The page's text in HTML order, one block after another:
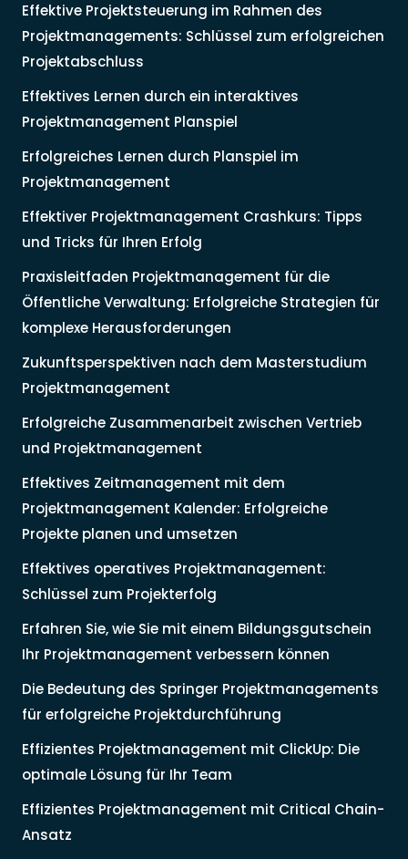
Effektive Projektsteuerung im Rahmen des
Projektmanagements: Schlüssel zum erfolgreichen
Projektabschluss
Effektives Lernen durch ein interaktives
Projektmanagement Planspiel
Erfolgreiches Lernen durch Planspiel im
Projektmanagement
Effektiver Projektmanagement Crashkurs: Tipps
und Tricks für Ihren Erfolg
Praxisleitfaden Projektmanagement für die
Öffentliche Verwaltung: Erfolgreiche Strategien für
komplexe Herausforderungen
Zukunftsperspektiven nach dem Masterstudium
Projektmanagement
Erfolgreiche Zusammenarbeit zwischen Vertrieb
und Projektmanagement
Effektives Zeitmanagement mit dem
Projektmanagement Kalender: Erfolgreiche
Projekte planen und umsetzen
Effektives operatives Projektmanagement:
Schlüssel zum Projekterfolg
Erfahren Sie, wie Sie mit einem Bildungsgutschein
Ihr Projektmanagement verbessern können
Die Bedeutung des Springer Projektmanagements
für erfolgreiche Projektdurchführung
Effizientes Projektmanagement mit ClickUp: Die
optimale Lösung für Ihr Team
Effizientes Projektmanagement mit Critical Chain-
Ansatz